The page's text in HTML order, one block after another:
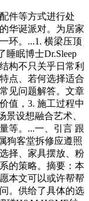
件等方式进行处
华诞派对。为居家
环。...1. 横梁压顶
睡眠博士Dr.Sleep
构不只关乎日常利
点、若何选择适合
见问题解答。文章
值，3. 施工过程中
景设想融合艺术、
等。...一、引言 跟
狗客堂拆修应遵照
择、家具摆放、粉
的策略。摘要：本
本文可以或许帮帮
。供给了具体的选